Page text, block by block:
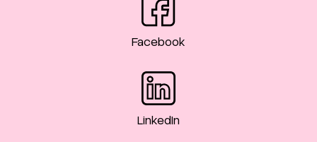
Facebook
LinkedIn